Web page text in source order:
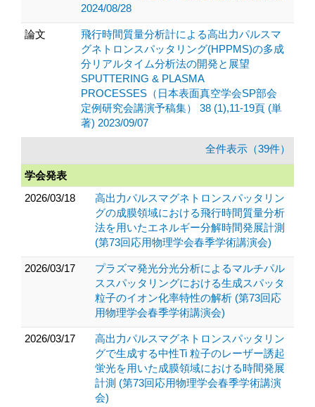
2024/08/28
論文
飛行時間質量分析計による高出力パルスマ
グネトロンスパッタリング(HPPMS)の多成
分リアルタイム分析法の開発と展望
SPUTTERING & PLASMA
PROCESSES（日本表面真空学会SP部会
定例研究会講演予稿集） 38 (1),11-19頁 (単
著) 2023/09/07
全件表示（39件）
学会発表
2026/03/18
高出力パルスマグネトロンスパッタリン
グの成膜領域における飛行時間質量分析
法を用いたエネルギー分解時間発展計測
(第73回応用物理学会春季学術講演会)
2026/03/17
プラズマ発光分光分析によるマルチパル
ススパッタリングにおける生成スパッタ
粒子のイオン化率特性の解析 (第73回応
用物理学会春季学術講演会)
2026/03/17
高出力パルスマグネトロンスパッタリン
グで生成する中性Ti 粒子のレーザー誘起
蛍光を用いた成膜領域における時間発展
計測 (第73回応用物理学会春季学術講演
会)